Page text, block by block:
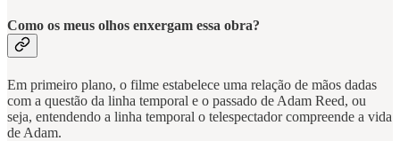
Como os meus olhos enxergam essa obra?
Em primeiro plano, o filme estabelece uma relação de mãos dadas
com a questão da linha temporal e o passado de Adam Reed, ou
seja, entendendo a linha temporal o telespectador compreende a vida
de Adam.